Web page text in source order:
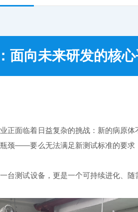
面向未来研发的核
面临着日益复杂的挑战：新的病原体
颈——要么无法满足新测试标准的要
台测试设备，更是一个可持续进化、